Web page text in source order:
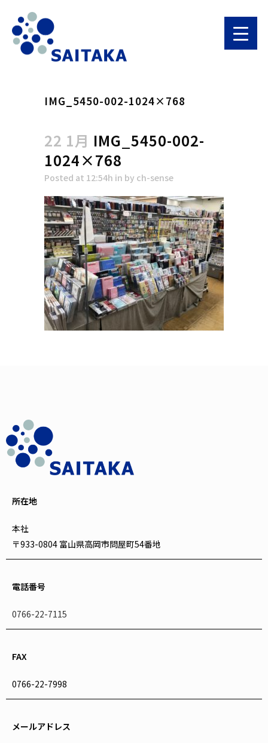
IMG_5450-002-1024×768
22 1月 IMG_5450-002-
1024×768
Posted at 12:54h in by ch-sense
所在地
本社
〒933-0804 富山県高岡市問屋町54番地
電話番号
0766-22-7115
FAX
0766-22-7998
メールアドレス